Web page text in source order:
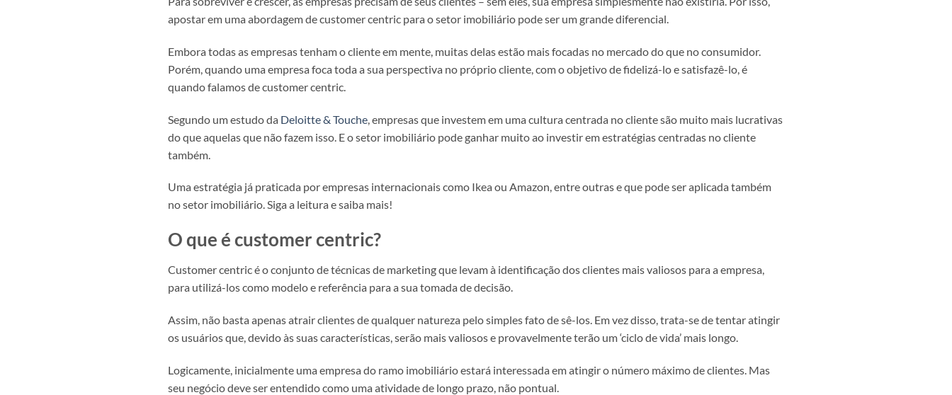
apostar em uma abordagem de customer centric para o setor imobiliário pode ser um grande diferencial.
Embora todas as empresas tenham o cliente em mente, muitas delas estão mais focadas no mercado do que no consumidor.
Porém, quando uma empresa foca toda a sua perspectiva no próprio cliente, com o objetivo de fidelizá-lo e satisfazê-lo, é
quando falamos de customer centric.
Segundo um estudo da Deloitte & Touche , empresas que investem em uma cultura centrada no cliente são muito mais lucrativas
do que aquelas que não fazem isso. E o setor imobiliário pode ganhar muito ao investir em estratégias centradas no cliente
também.
Uma estratégia já praticada por empresas internacionais como Ikea ou Amazon, entre outras e que pode ser aplicada também
no setor imobiliário. Siga a leitura e saiba mais!
O que é customer centric?
Customer centric é o conjunto de técnicas de marketing que levam à identificação dos clientes mais valiosos para a empresa,
para utilizá-los como modelo e referência para a sua tomada de decisão.
Assim, não basta apenas atrair clientes de qualquer natureza pelo simples fato de sê-los. Em vez disso, trata-se de tentar atingir
os usuários que, devido às suas características, serão mais valiosos e provavelmente terão um ‘ciclo de vida’ mais longo.
Logicamente, inicialmente uma empresa do ramo imobiliário estará interessada em atingir o número máximo de clientes. Mas
seu negócio deve ser entendido como uma atividade de longo prazo, não pontual.